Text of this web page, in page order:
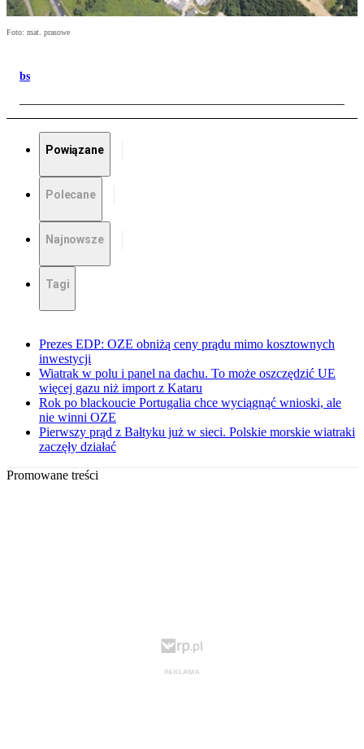
Foto: mat. prasowe
bs
Powiązane
Polecane
Najnowsze
Tagi
Prezes EDP: OZE obniżą ceny prądu mimo kosztownych
inwestycji
Wiatrak w polu i panel na dachu. To może oszczędzić UE
więcej gazu niż import z Kataru
Rok po blackoucie Portugalia chce wyciągnąć wnioski, ale
nie winni OZE
Pierwszy prąd z Bałtyku już w sieci. Polskie morskie wiatraki
zaczęły działać
Promowane treści